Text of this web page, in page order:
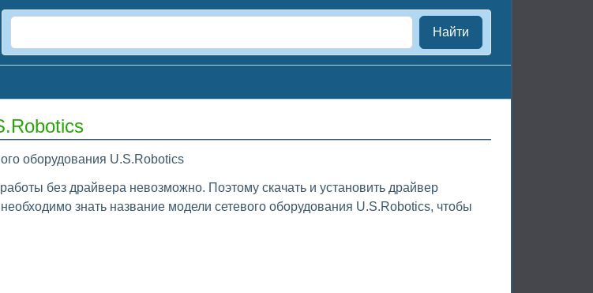
Найти
оборудования U.S.Robotics
без драйвера невозможно. Поэтому скачать и установить драйвер
знать название модели сетевого оборудования U.S.Robotics, чтобы